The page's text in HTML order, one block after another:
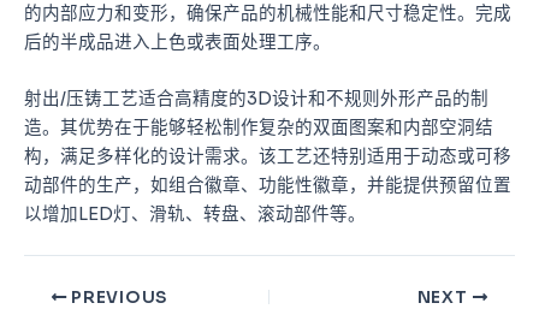
的内部应力和变形，确保产品的机械性能和尺寸稳定性。完成
后的半成品进入上色或表面处理工序。
射出/压铸工艺适合高精度的3D设计和不规则外形产品的制
造。其优势在于能够轻松制作复杂的双面图案和内部空洞结
构，满足多样化的设计需求。该工艺还特别适用于动态或可移
动部件的生产，如组合徽章、功能性徽章，并能提供预留位置
以增加LED灯、滑轨、转盘、滚动部件等。
PREVIOUS NEXT